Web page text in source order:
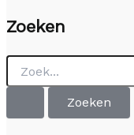
Zoeken
Zoek
naar: